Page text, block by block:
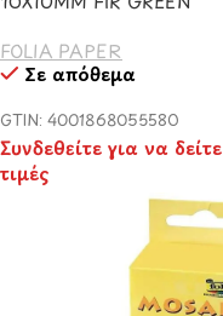
FOLIA PAPER
Σε απόθεμα
GTIN: 4001868055580
Συνδεθείτε για να δείτε
τιμές